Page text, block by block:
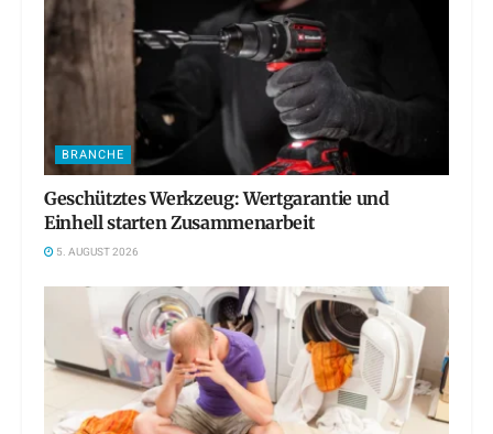
BRANCHE
Geschütztes Werkzeug: Wertgarantie und
Einhell starten Zusammenarbeit
5. AUGUST 2026